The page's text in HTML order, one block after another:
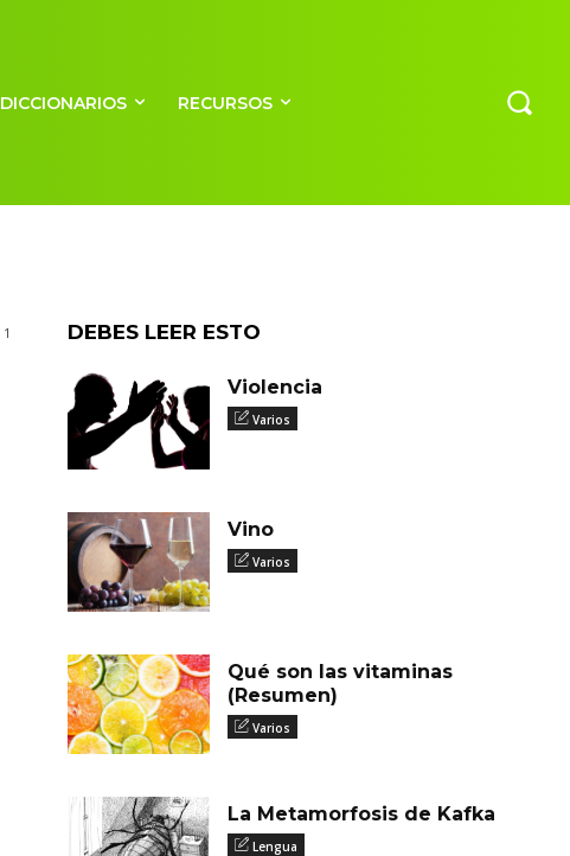
DICCIONARIOS RECURSOS
1 DEBES LEER ESTO
Violencia
Varios
Vino
Varios
Qué son las vitaminas
(Resumen)
Varios
La Metamorfosis de Kafka
Lengua